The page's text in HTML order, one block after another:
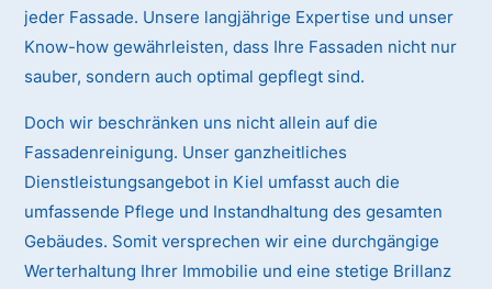
jeder Fassade. Unsere langjährige Expertise und unser
Know-how gewährleisten, dass Ihre Fassaden nicht nur
sauber, sondern auch optimal gepflegt sind.
Doch wir beschränken uns nicht allein auf die
Fassadenreinigung. Unser ganzheitliches
Dienstleistungsangebot in Kiel umfasst auch die
umfassende Pflege und Instandhaltung des gesamten
Gebäudes. Somit versprechen wir eine durchgängige
Werterhaltung Ihrer Immobilie und eine stetige Brillanz